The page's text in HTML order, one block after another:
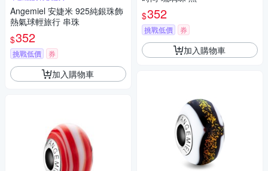
Angemiel 安婕米 925純銀珠飾
熱氣球輕旅行 串珠
$352
挑戰低價 券
加入購物車
$352
挑戰低價 券
加入購物車